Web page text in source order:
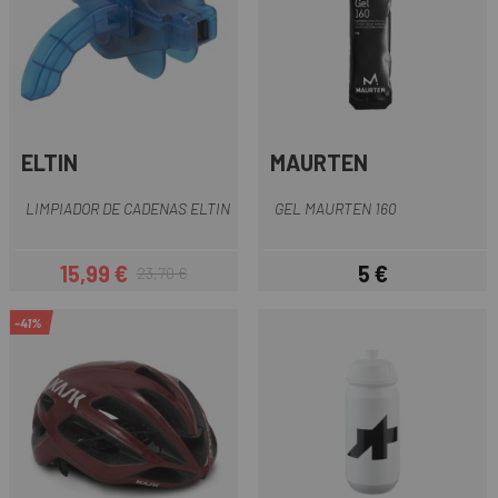
ELTIN
LIMPIADOR DE CADENAS ELTIN
Precio
15,99 €Precio regular
23,70 €
MAURTEN
GEL MAURTEN 160
Precio
5 €
-41%